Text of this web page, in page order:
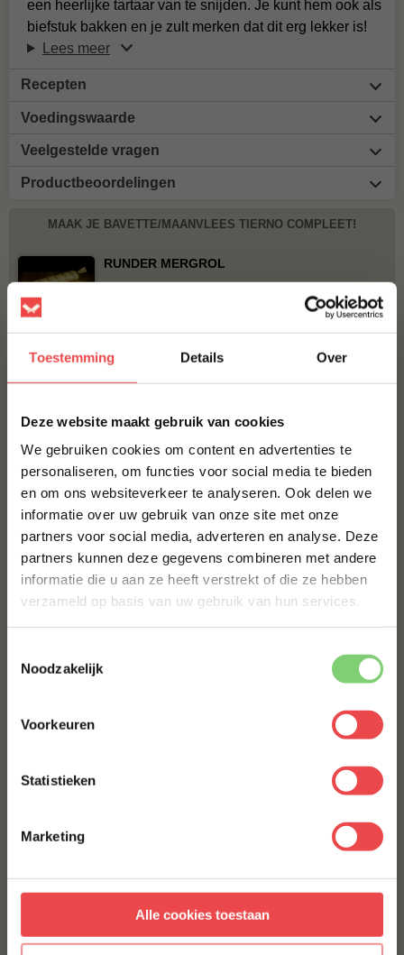
Toestemming Details Over
Deze website maakt gebruik van cookies
We gebruiken cookies om content en advertenties te
personaliseren, om functies voor social media te bieden
en om ons websiteverkeer te analyseren. Ook delen we
informatie over uw gebruik van onze site met onze
partners voor social media, adverteren en analyse. Deze
partners kunnen deze gegevens combineren met andere
informatie die u aan ze heeft verstrekt of die ze hebben
verzameld op basis van uw gebruik van hun services.
Noodzakelijk
Voorkeuren
Statistieken
Marketing
Alle cookies toestaan
een heerlijke tartaar van te snijden. Je kunt hem ook als
biefstuk bakken en je zult merken dat dit erg lekker is!
Lees meer
Recepten
Voedingswaarde
Veelgestelde vragen
Productbeoordelingen
MAAK JE BAVETTE/MAANVLEES TIERNO COMPLEET!
RUNDER MERGROL
€ 10,-
NO RUBBISH NAKED GUN POWDER RUB
€ 9,95
Bestel alles
Jalapeño cheddar worst
10% korting op je
eerste bestelling*
Schrijf je in voor onze nieuwsbrief en ontvang direct
10% korting op jouw eerste bestelling.
VOORNAAM
ACHTERNAAM
* Alleen voor nieuwe inschrijvers, korting niet geldig op reeds
afgeprijsde producten.